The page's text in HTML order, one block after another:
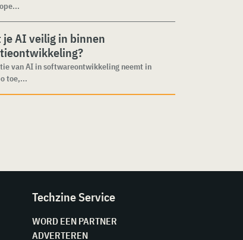
je AI veilig in binnen
van AI in softwareontwikkeling neemt in
toe,...
Techzine Service
WORD EEN PARTNER
ADVERTEREN